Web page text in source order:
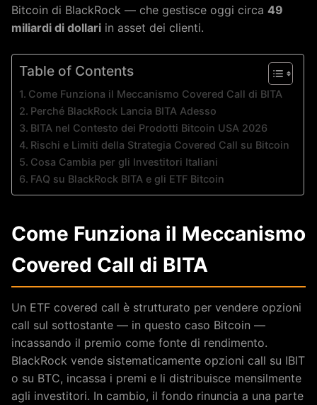
Bitcoin di BlackRock — che gestisce oggi circa 49
miliardi di dollari in asset dei clienti.
Table of Contents
Come Funziona il Meccanismo Covered Call di BITA
Perché BlackRock Lancia BITA Adesso
BITA nel Contesto dei Prodotti Bitcoin USA 2026
Rischi e Limiti della Strategia Covered Call su Bitcoin
Cosa Cambia per gli Investitori Italiani
FAQ su BlackRock BITA e gli ETF Bitcoin
Come Funziona il Meccanismo
Covered Call di BITA
Un ETF covered call è strutturato per vendere opzioni
call sul sottostante — in questo caso Bitcoin —
incassando il premio come fonte di rendimento.
BlackRock vende sistematicamente opzioni call su IBIT
o su BTC, incassa i premi e li distribuisce mensilmente
agli investitori. In cambio, il fondo rinuncia a una parte